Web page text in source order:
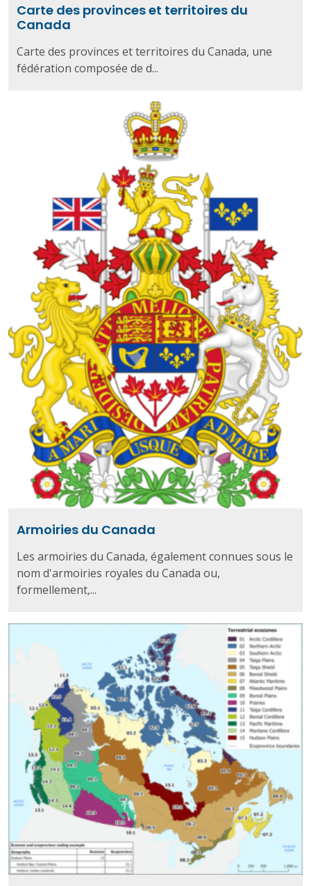
Carte des provinces et territoires du
Canada
Carte des provinces et territoires du Canada, une
fédération composée de d...
Armoiries du Canada
Les armoiries du Canada, également connues sous le
nom d'armoiries royales du Canada ou,
formellement,...